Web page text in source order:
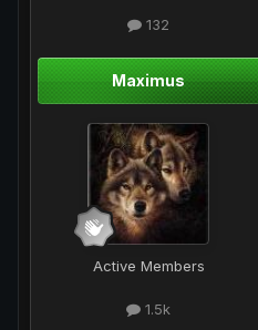
132
Maximus
Active Members
1.5k